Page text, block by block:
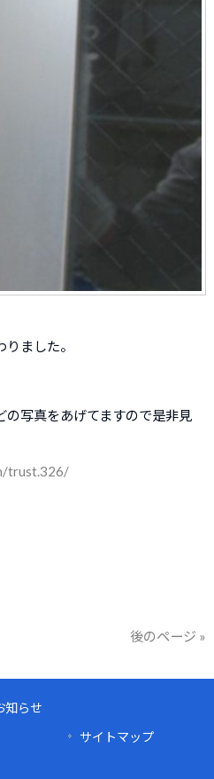
ました。
の写真をあげてますので是非見
trust.326/
後のページ »
知らせ
サイトマップ